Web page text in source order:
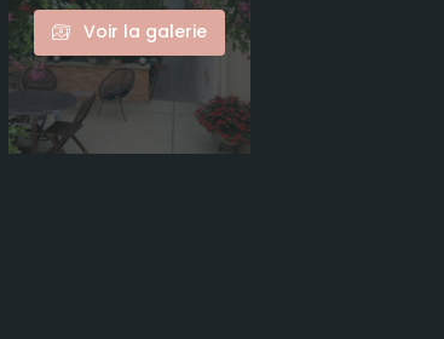
Voir la galerie